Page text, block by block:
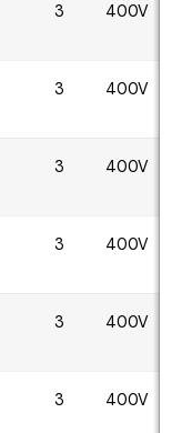
3 400V
3 400V
3 400V
3 400V
3 400V
3 400V